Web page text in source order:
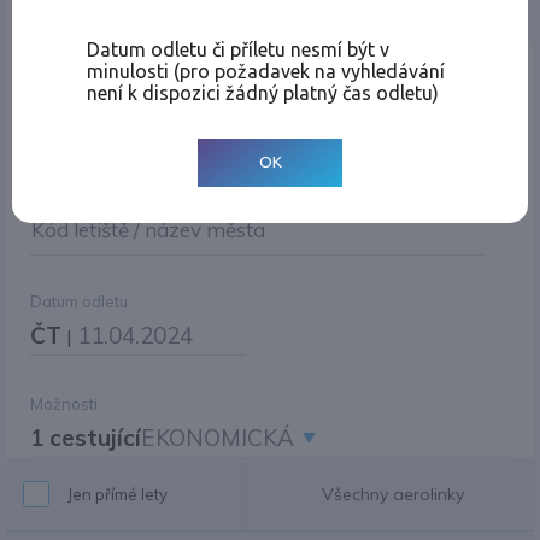
Místo odletu
Kód letiště / název města
Datum odletu
ČT | 11.04.2024
Možnosti
1 cestujícíEKONOMICKÁ
Jen přímé lety Všechny aerolinky
Datum odletu či příletu nesmí být v
minulosti (pro požadavek na vyhledávání
není k dispozici žádný platný čas odletu)
OK